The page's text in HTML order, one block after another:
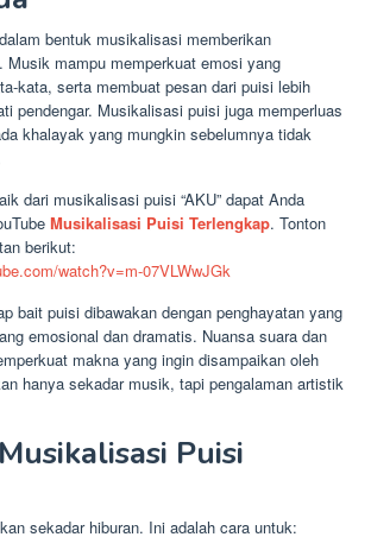
bentuk musikalisasi memberikan
Musik mampu memperkuat emosi yang
kata, serta membuat pesan dari puisi lebih
pendengar. Musikalisasi puisi juga memperluas
khalayak yang mungkin sebelumnya tidak
dari musikalisasi puisi “AKU” dapat Anda
Musikalisasi Puisi Terlengkap. Tonton
berikut:
watch?v=m-07VLWwJGk
bait puisi dibawakan dengan penghayatan yang
emosional dan dramatis. Nuansa suara dan
makna yang ingin disampaikan oleh
hanya sekadar musik, tapi pengalaman artistik
Puisi
sekadar hiburan. Ini adalah cara untuk: